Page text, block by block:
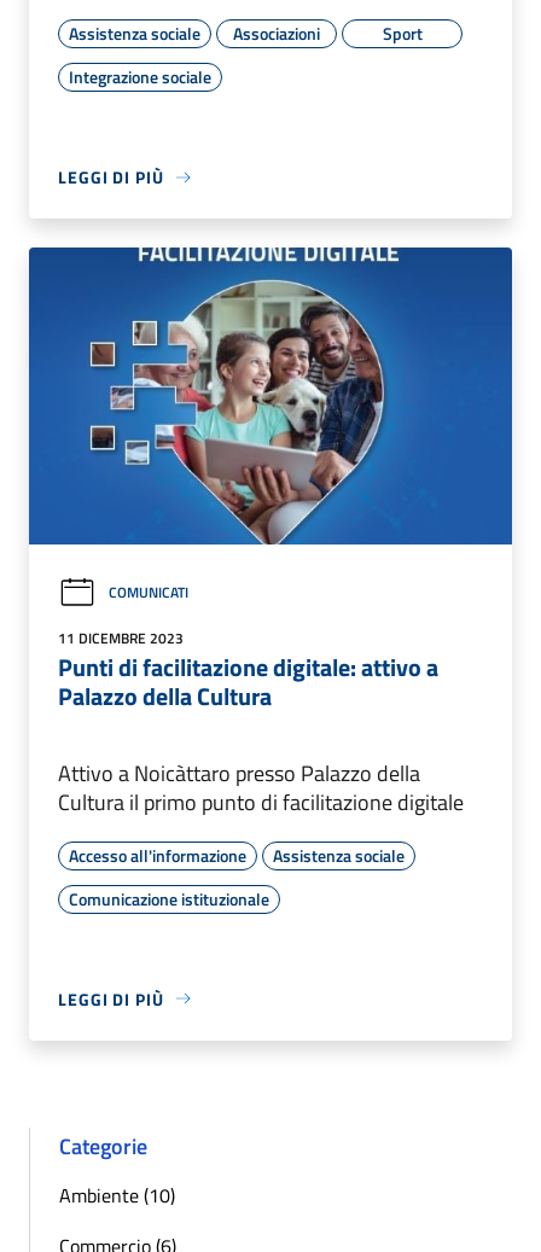
Assistenza sociale Associazioni
Sport
Integrazione sociale
LEGGI DI PIÙ
COMUNICATI
11 DICEMBRE 2023
Punti di facilitazione digitale: attivo a
Palazzo della Cultura
Attivo a Noicàttaro presso Palazzo della
Cultura il primo punto di facilitazione digitale
Accesso all'informazione
Assistenza sociale
Comunicazione istituzionale
LEGGI DI PIÙ
Categorie
Ambiente (10)
Commercio (6)